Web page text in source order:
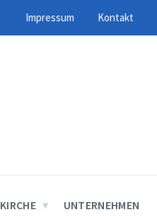
Impressum Kontakt
KIRCHE UNTERNEHMEN